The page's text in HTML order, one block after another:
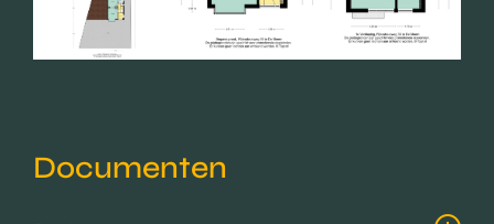
Documenten